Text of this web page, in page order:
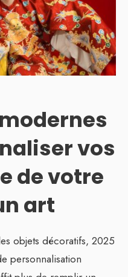
vos
de votre
art
objets décoratifs, 2025
personnalisation